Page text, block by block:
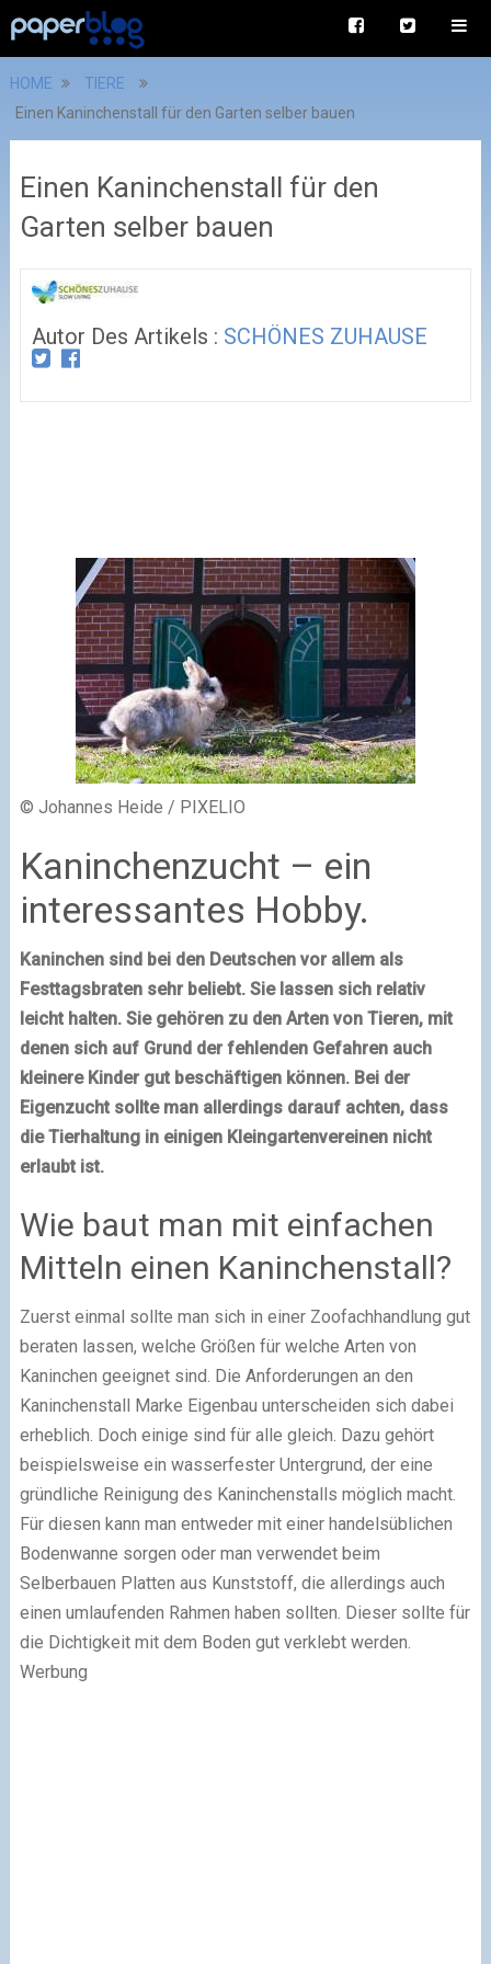
HOME
TIERE
Einen Kaninchenstall für den Garten selber bauen
Einen Kaninchenstall für den
Garten selber bauen
Autor Des Artikels : SCHÖNES ZUHAUSE
© Johannes Heide / PIXELIO
Kaninchenzucht – ein
interessantes Hobby.
Kaninchen sind bei den Deutschen vor allem als
Festtagsbraten sehr beliebt. Sie lassen sich relativ
leicht halten. Sie gehören zu den Arten von Tieren, mit
denen sich auf Grund der fehlenden Gefahren auch
kleinere Kinder gut beschäftigen können. Bei der
Eigenzucht sollte man allerdings darauf achten, dass
die Tierhaltung in einigen Kleingartenvereinen nicht
erlaubt ist.
Wie baut man mit einfachen
Mitteln einen Kaninchenstall?
Zuerst einmal sollte man sich in einer Zoofachhandlung gut
beraten lassen, welche Größen für welche Arten von
Kaninchen geeignet sind. Die Anforderungen an den
Kaninchenstall Marke Eigenbau unterscheiden sich dabei
erheblich. Doch einige sind für alle gleich. Dazu gehört
beispielsweise ein wasserfester Untergrund, der eine
gründliche Reinigung des Kaninchenstalls möglich macht.
Für diesen kann man entweder mit einer handelsüblichen
Bodenwanne sorgen oder man verwendet beim
Selberbauen Platten aus Kunststoff, die allerdings auch
einen umlaufenden Rahmen haben sollten. Dieser sollte für
die Dichtigkeit mit dem Boden gut verklebt werden.
Werbung